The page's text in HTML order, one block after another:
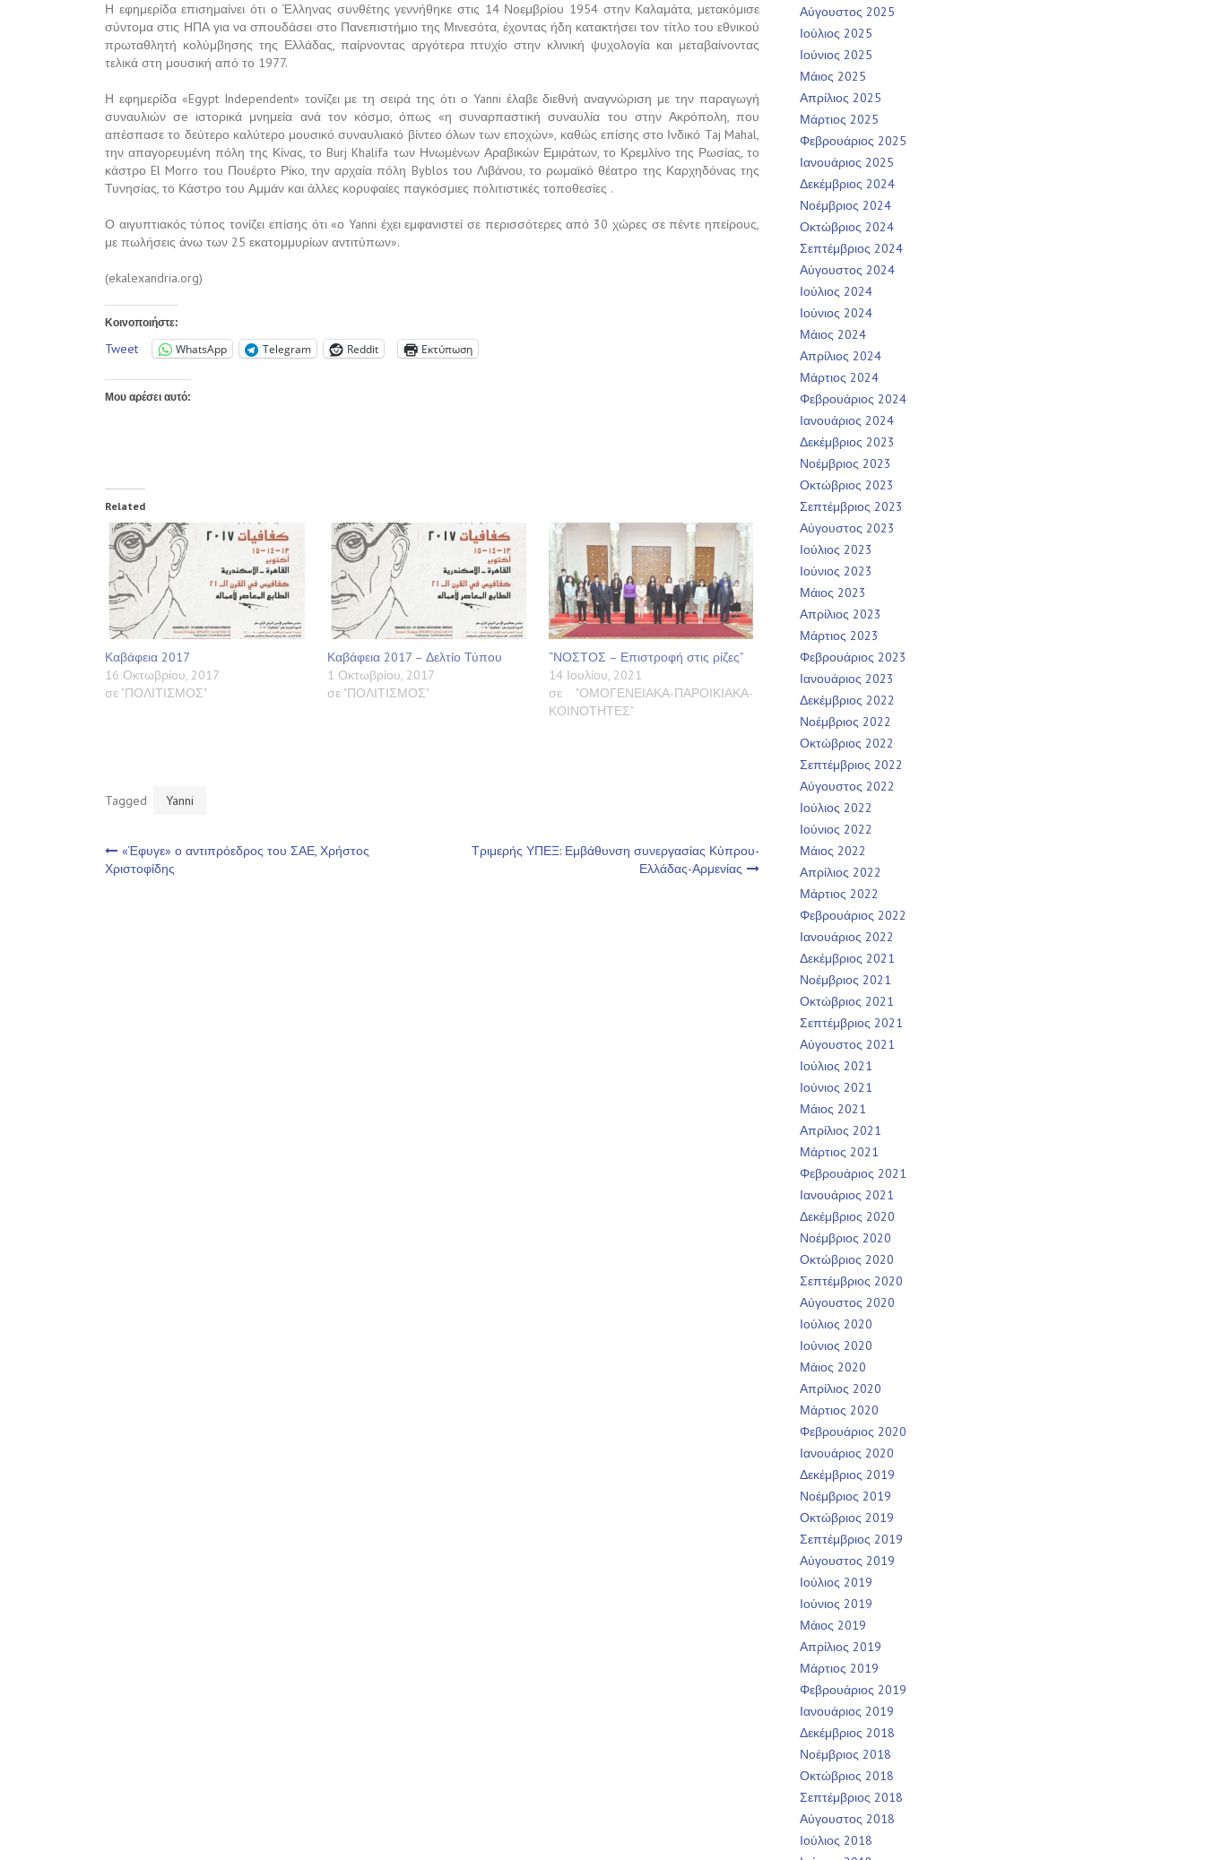
Η εφημερίδα επισημαίνει ότι ο Έλληνας συνθέτης γεννήθηκε στις 14 Νοεμβρίου 1954 στην Καλαμάτα, μετακόμισε
σύντομα στις ΗΠΑ για να σπουδάσει στο Πανεπιστήμιο της Μινεσότα, έχοντας ήδη κατακτήσει τον τίτλο του εθνικού
πρωταθλητή κολύμβησης της Ελλάδας, παίρνοντας αργότερα πτυχίο στην κλινική ψυχολογία και μεταβαίνοντας
τελικά στη μουσική από το 1977.
Η εφημερίδα «Egypt Independent» τονίζει με τη σειρά της ότι ο Yanni έλαβε διεθνή αναγνώριση με την παραγωγή
συναυλιών σe ιστορικά μνημεία ανά τον κόσμο, όπως «η συναρπαστική συναυλία του στην Ακρόπολη, που
απέσπασε το δεύτερο καλύτερο μουσικό συναυλιακό βίντεο όλων των εποχών», καθώς επίσης στο Ινδικό Taj Mahal,
την απαγορευμένη πόλη της Κίνας, το Burj Khalifa των Ηνωμένων Αραβικών Εμιράτων, το Κρεμλίνο της Ρωσίας, το
κάστρο El Morro του Πουέρτο Ρίκο, την αρχαία πόλη Byblos του Λιβάνου, το ρωμαϊκό θέατρο της Καρχηδόνας της
Τυνησίας, το Κάστρο του Αμμάν και άλλες κορυφαίες παγκόσμιες πολιτιστικές τοποθεσίες .
Ο αιγυπτιακός τύπος τονίζει επίσης ότι «ο Yanni έχει εμφανιστεί σε περισσότερες από 30 χώρες σε πέντε ηπείρους,
με πωλήσεις άνω των 25 εκατομμυρίων αντιτύπων».
(ekalexandria.org)
Κοινοποιήστε:
Tweet WhatsApp Telegram Reddit Εκτύπωση
Μου αρέσει αυτό:
Related
Καβάφεια 2017
16 Οκτωβρίου, 2017
σε "ΠΟΛΙΤΙΣΜΟΣ"
Καβάφεια 2017 – Δελτίο Τύπου
1 Οκτωβρίου, 2017
σε "ΠΟΛΙΤΙΣΜΟΣ"
“ΝΟΣΤΟΣ – Επιστροφή στις ρίζες”
14 Ιουλίου, 2021
σε "ΟΜΟΓΕΝΕΙΑΚΑ-ΠΑΡΟΙΚΙΑΚΑ-
ΚΟΙΝΟΤΗΤΕΣ"
Tagged Yanni
Πλοήγηση
«Έφυγε» ο αντιπρόεδρος του ΣΑΕ, Χρήστος
Χριστοφίδης
Τριμερής ΥΠΕΞ: Εμβάθυνση συνεργασίας Κύπρου-
Ελλάδας-Αρμενίας
Αύγουστος 2025
Ιούλιος 2025
Ιούνιος 2025
Μάιος 2025
Απρίλιος 2025
Μάρτιος 2025
Φεβρουάριος 2025
Ιανουάριος 2025
Δεκέμβριος 2024
Νοέμβριος 2024
Οκτώβριος 2024
Σεπτέμβριος 2024
Αύγουστος 2024
Ιούλιος 2024
Ιούνιος 2024
Μάιος 2024
Απρίλιος 2024
Μάρτιος 2024
Φεβρουάριος 2024
Ιανουάριος 2024
Δεκέμβριος 2023
Νοέμβριος 2023
Οκτώβριος 2023
Σεπτέμβριος 2023
Αύγουστος 2023
Ιούλιος 2023
Ιούνιος 2023
Μάιος 2023
Απρίλιος 2023
Μάρτιος 2023
Φεβρουάριος 2023
Ιανουάριος 2023
Δεκέμβριος 2022
Νοέμβριος 2022
Οκτώβριος 2022
Σεπτέμβριος 2022
Αύγουστος 2022
Ιούλιος 2022
Ιούνιος 2022
Μάιος 2022
Απρίλιος 2022
Μάρτιος 2022
Φεβρουάριος 2022
Ιανουάριος 2022
Δεκέμβριος 2021
Νοέμβριος 2021
Οκτώβριος 2021
Σεπτέμβριος 2021
Αύγουστος 2021
Ιούλιος 2021
Ιούνιος 2021
Μάιος 2021
Απρίλιος 2021
Μάρτιος 2021
Φεβρουάριος 2021
Ιανουάριος 2021
Δεκέμβριος 2020
Νοέμβριος 2020
Οκτώβριος 2020
Σεπτέμβριος 2020
Αύγουστος 2020
Ιούλιος 2020
Ιούνιος 2020
Μάιος 2020
Απρίλιος 2020
Μάρτιος 2020
Φεβρουάριος 2020
Ιανουάριος 2020
Δεκέμβριος 2019
Νοέμβριος 2019
Οκτώβριος 2019
Σεπτέμβριος 2019
Αύγουστος 2019
Ιούλιος 2019
Ιούνιος 2019
Μάιος 2019
Απρίλιος 2019
Μάρτιος 2019
Φεβρουάριος 2019
Ιανουάριος 2019
Δεκέμβριος 2018
Νοέμβριος 2018
Οκτώβριος 2018
Σεπτέμβριος 2018
Αύγουστος 2018
Ιούλιος 2018